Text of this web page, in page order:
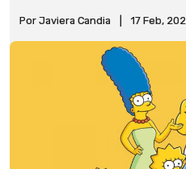
Por Javiera Candia 17 Feb,